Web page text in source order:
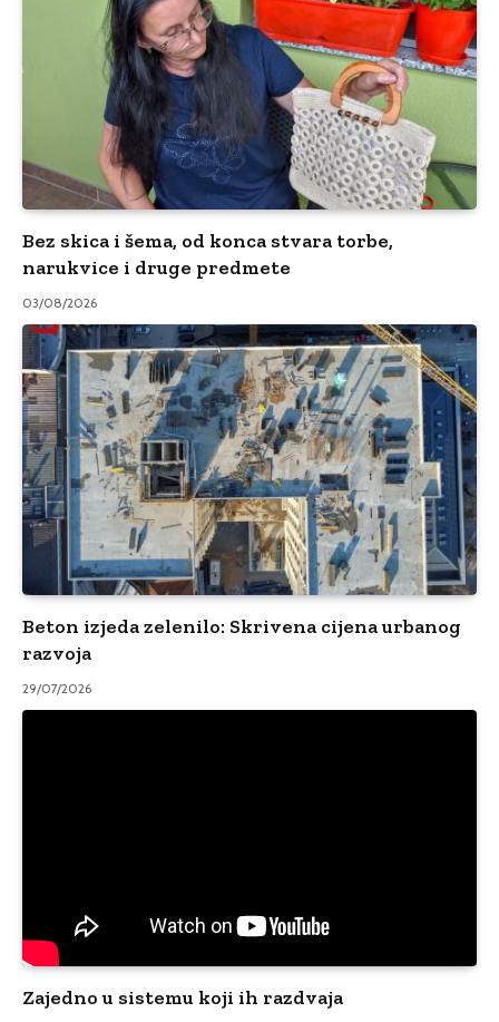
Bez skica i šema, od konca stvara torbe,
narukvice i druge predmete
03/08/2026
Beton izjeda zelenilo: Skrivena cijena urbanog
razvoja
29/07/2026
Zajedno u sistemu koji ih razdvaja